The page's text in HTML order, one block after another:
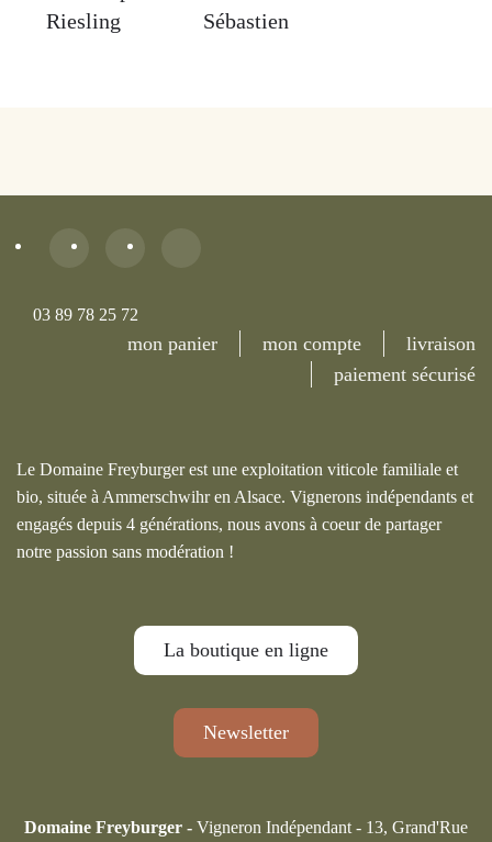
Riesling
Sébastien
03 89 78 25 72
mon panier mon compte
livraison
paiement sécurisé
Le Domaine Freyburger est une exploitation viticole familiale et
bio, située à Ammerschwihr en Alsace. Vignerons indépendants et
engagés depuis 4 générations, nous avons à coeur de partager
notre passion sans modération !
La boutique en ligne
Newsletter
Domaine Freyburger - Vigneron Indépendant - 13, Grand'Rue